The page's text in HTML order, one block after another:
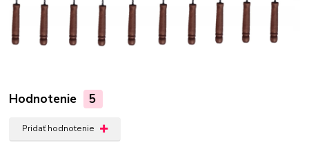
Hodnotenie 5
Pridať hodnotenie